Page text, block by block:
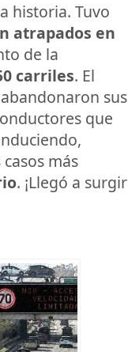
historia. Tuvo
atrapados en
de la
carriles. El
sus
que
casos más
. ¡Llegó a surgir